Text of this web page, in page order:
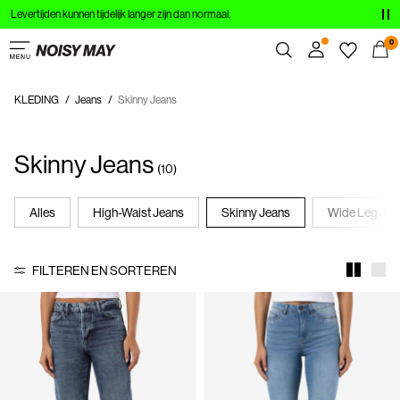
Levertijden kunnen tijdelijk langer zijn dan normaal.
Uitloggen
0
KLEDING
SHOP DE LOOK
SALE
Heb
vragen?
KLEDING Jeans Skinny Jeans
Skinny Jeans (10)
Alles High-Waist Jeans Skinny Jeans Wide Leg
FILTEREN EN SORTEREN